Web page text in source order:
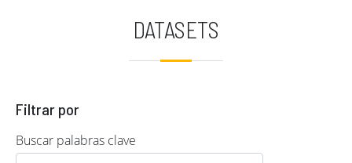
DATASETS
Filtrar por
Buscar palabras clave